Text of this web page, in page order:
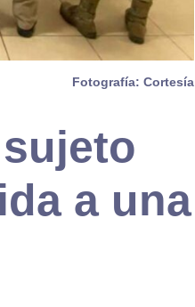
Fotografía: Cortesía
a una